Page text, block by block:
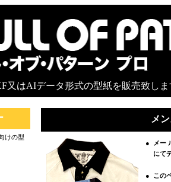
又はAIデータ形式の型紙を販売致しま
けの型
メ
●
メー
にて
●
この